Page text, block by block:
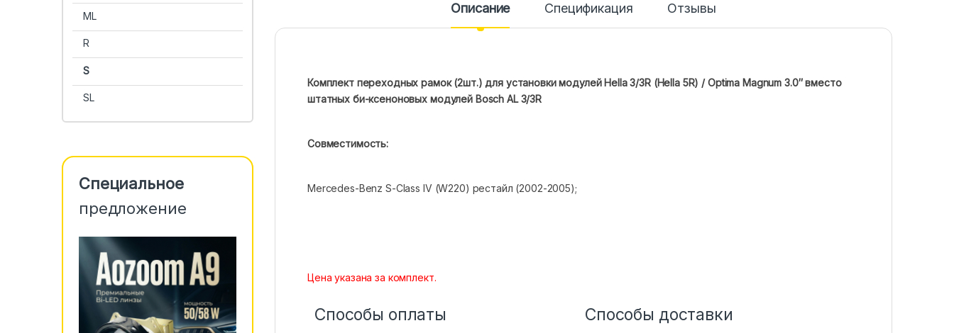
Описание Спецификация Отзывы
Комплект переходных рамок (2шт.) для установки модулей Hella 3/3R (Hella 5R) / Optima Magnum 3.0″ вместо
штатных би-ксеноновых модулей Bosch AL 3/3R
Совместимость:
Mercedes-Benz S-Class IV (W220) рестайл (2002-2005);
Цена указана за комплект.
Способы оплаты Способы доставки
ML
R
S
SL
Специальное
предложение